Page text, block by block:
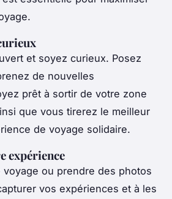
et soyez curieux. Posez
de nouvelles
prêt à sortir de votre zone
que vous tirerez le meilleur
de voyage solidaire.
expérience
ou prendre des photos
vos expériences et à les